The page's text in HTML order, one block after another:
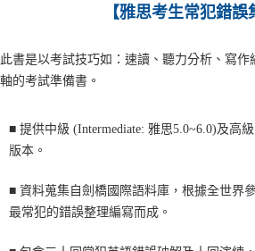
【雅思考生常犯錯誤
此書是以考試技巧如：速讀、聽力分析、寫作
軸的考試準備書。
■ 提供中級 (Intermediate: 雅思5.0~6.0)及高
版本。
■ 資料蒐集自劍橋國際語料庫，根據全世界
最常犯的錯誤整理編寫而成。